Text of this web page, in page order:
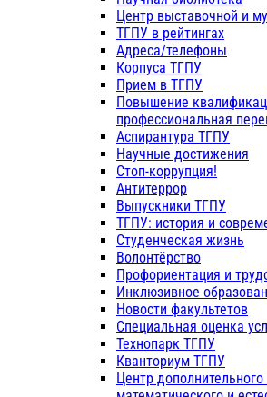
Центр выставочной и
ТГПУ в рейтингах
Адреса/телефоны
Корпуса ТГПУ
Прием в ТГПУ
Повышение
профессиональная
Аспирантура ТГПУ
Научные достижения
Стоп-коррупция!
Антитеррор
Выпускники ТГПУ
ТГПУ: история и
Студенческая жизнь
Волонтёрство
Профориентация и
Инклюзивное
Новости факультетов
Специальная оценка
Технопарк ТГПУ
Кванториум ТГПУ
Центр